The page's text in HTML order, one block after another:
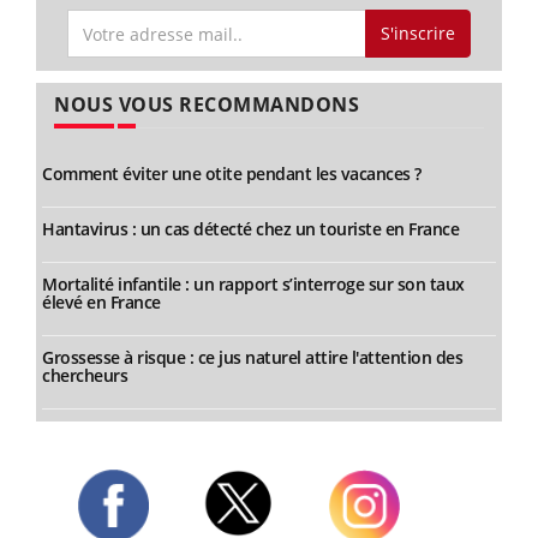
S'inscrire
NOUS VOUS RECOMMANDONS
Comment éviter une otite pendant les vacances ?
Hantavirus : un cas détecté chez un touriste en France
Mortalité infantile : un rapport s’interroge sur son taux
élevé en France
Grossesse à risque : ce jus naturel attire l'attention des
chercheurs